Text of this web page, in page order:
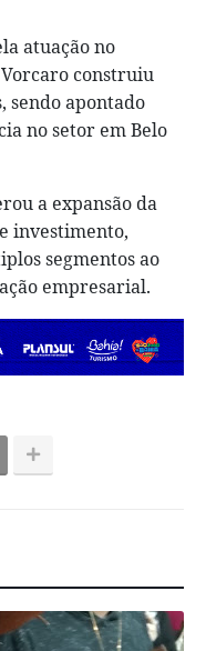
atuação no
construiu
sendo apontado
no setor em Belo
a expansão da
investimento,
segmentos ao
empresarial.